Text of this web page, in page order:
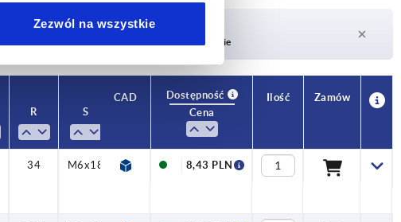
Zezwól na wszystkieCzas dostawy na żądanie
Obecnie brak w magazynie
R S
CAD
Dostępność
Cena
Ilość Zamów
34 M6x18
M6-
8,43 PLN